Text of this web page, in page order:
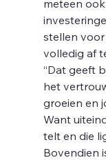
meteen
stellen
volledig af
“Dat geeft
het
groeien en
Want
telt en die
Bovendien